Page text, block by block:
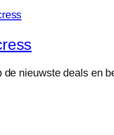
de nieuwste deals en